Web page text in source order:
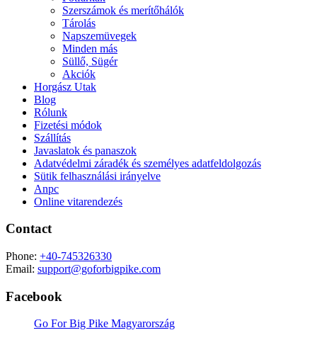
Szerszámok és merítőhálók
Tárolás
Napszemüvegek
Minden más
Süllő, Sügér
Akciók
Horgász Utak
Blog
Rólunk
Fizetési módok
Szállítás
Javaslatok és panaszok
Adatvédelmi záradék és személyes adatfeldolgozás
Sütik felhasználási irányelve
Anpc
Online vitarendezés
Contact
Phone: +40-745326330
Email: support@goforbigpike.com
Facebook
Go For Big Pike Magyarország